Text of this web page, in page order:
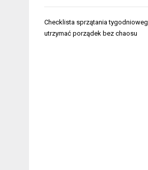
Nawigacja
wpisu
Checklista sprzątania
utrzymać porządek bez chaosu